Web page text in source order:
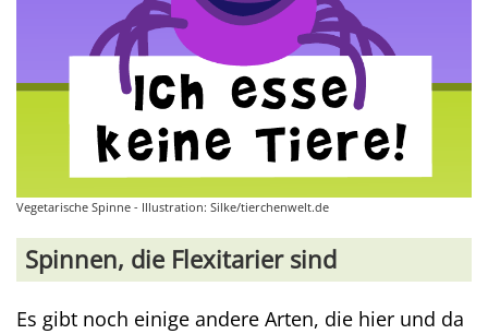
Vegetarische Spinne - Illustration: Silke/tierchenwelt.de
Spinnen, die Flexitarier sind
Es gibt noch einige andere Arten, die hier und da